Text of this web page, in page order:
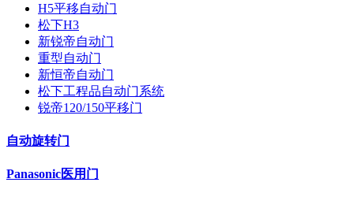
H5平移自动门
松下H3
新锐帝自动门
重型自动门
新恒帝自动门
松下工程品自动门系统
锐帝120/150平移门
自动旋转门
Panasonic医用门